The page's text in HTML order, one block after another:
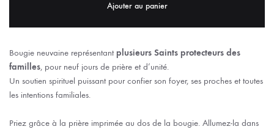
Ajouter au panier
Bougie neuvaine représentant plusieurs Saints protecteurs des
familles, pour neuf jours de prière et d’unité.
Un soutien spirituel puissant pour confier son foyer, ses proches et toutes
les intentions familiales.
Priez grâce à la prière imprimée au dos de la bougie. Allumez-la dans